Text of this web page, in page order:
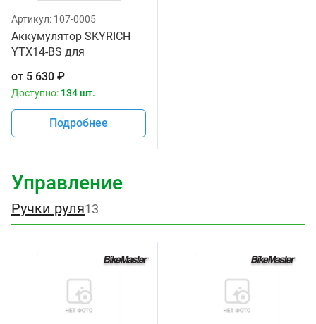
Артикул: 107-0005
Аккумулятор SKYRICH
YTX14-BS для
от 5 630 ₽
Доступно: 134 шт.
Подробнее
Управление
Ручки руля13